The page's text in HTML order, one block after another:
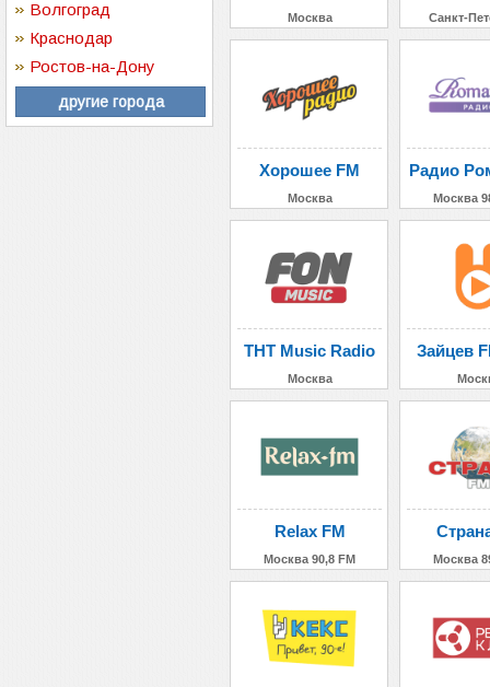
Волгоград
Краснодар
Ростов-на-Дону
другие города
Москва Санкт-
Хорошее FM
Москва
Радио
Москва
ТНТ Music Radio
Москва
Зайцев
Relax FM
Москва 90,8 FM Москва